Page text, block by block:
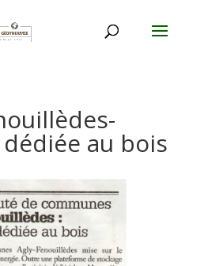
au bois